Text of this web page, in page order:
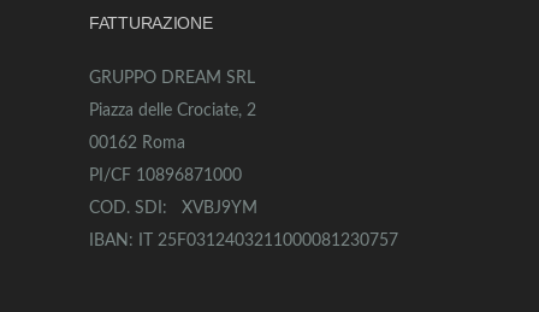
FATTURAZIONE
GRUPPO DREAM SRL
Piazza delle Crociate, 2
00162 Roma
PI/CF 10896871000
COD. SDI: XVBJ9YM
IBAN: IT 25F0312403211000081230757